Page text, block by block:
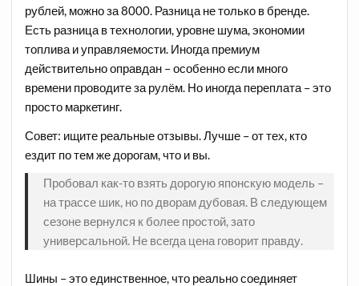
рублей, можно за 8000. Разница не только в бренде.
Есть разница в технологии, уровне шума, экономии
топлива и управляемости. Иногда премиум
действительно оправдан – особенно если много
времени проводите за рулём. Но иногда переплата – это
просто маркетинг.
Совет: ищите реальные отзывы. Лучше – от тех, кто
ездит по тем же дорогам, что и вы.
Пробовал как-то взять дорогую японскую модель –
на трассе шик, но по дворам дубовая. В следующем
сезоне вернулся к более простой, зато
универсальной. Не всегда цена говорит правду.
Шины – это единственное, что реально соединяет